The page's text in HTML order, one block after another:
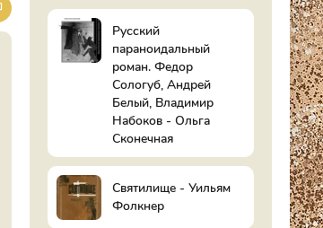
Русский
параноидальный
роман. Федор
Сологуб, Андрей
Белый, Владимир
Набоков - Ольга
Сконечная
Святилище - Уильям
Фолкнер